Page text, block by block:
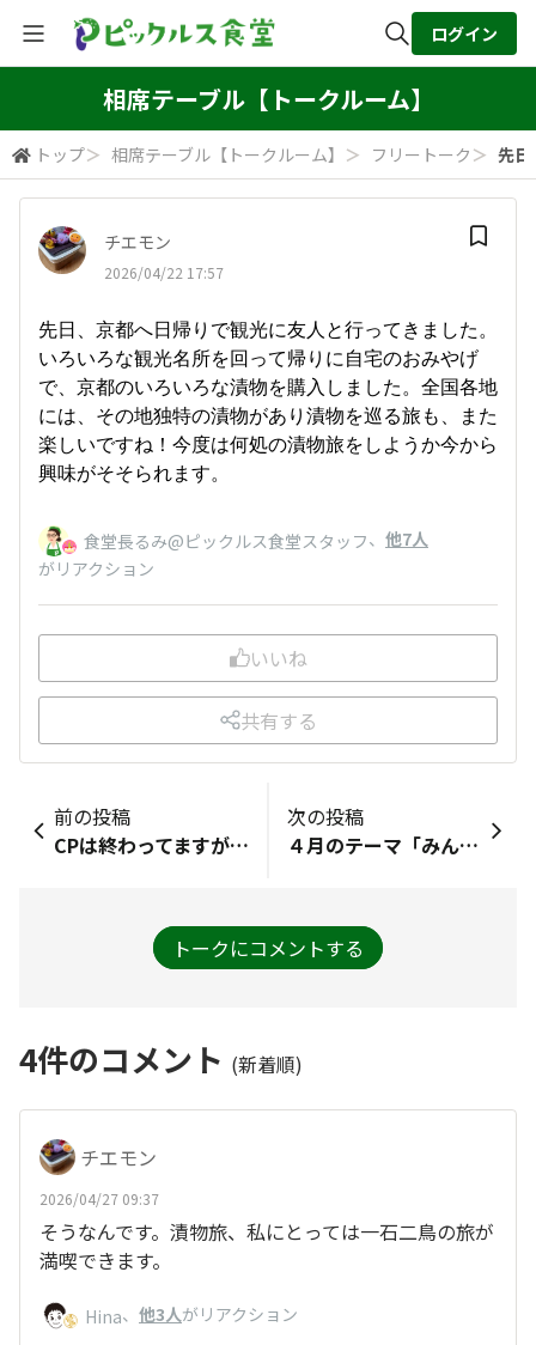
全体検索
検索
ログイン
相席テーブル【トークルーム】
トップ＞ 相席テーブル【トークルーム】 ＞ フリートーク ＞ 先日
チエモン
2026/04/22 17:57
先日、京都へ日帰りで観光に友人と行ってきました。
いろいろな観光名所を回って帰りに自宅のおみやげ
で、京都のいろいろな漬物を購入しました。全国各地
には、その地独特の漬物があり漬物を巡る旅も、また
楽しいですね！今度は何処の漬物旅をしようか今から
興味がそそられます。
食堂長るみ@ピックルス食堂スタッフ、 他7人
がリアクション
いいね
共有する
前の投稿
CPは終わってますが、私が好きなきゅうり🥒の食べ方は、どう食べても美味しいけれど、、、・バナナと一緒に塩胡椒のサラダ（バナナと共に炒めても◎）どちらも乱切りで。・鯛味噌で千切りきゅうりを炒め煮（甘味噌で代用◎）思い返すと…加熱したきゅうりが好きかもです🥰ズッキーニと同じ感覚ですね、幼少期から食べてました（ズッキーニを知ったのは20歳超えてから）
次の投稿
４月のテーマ「みんなの "春" をシェアしよう🌸」筍を食べました。友人から頂きました。歯ごたえがよく、旨味もたっぷりで、美味しかったです。
トークにコメントする
4件のコメント (新着順)
チエモン
2026/04/27 09:37
そうなんです。漬物旅、私にとっては一石二鳥の旅が
満喫できます。
Hina、 他3人がリアクション